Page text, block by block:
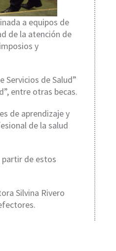
a equipos de
de la atención de
y
Servicios de Salud”
entre otras becas.
de aprendizaje y
de la salud
partir de estos
Silvina Rivero